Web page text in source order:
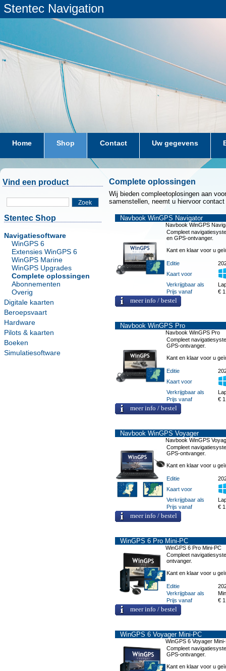
Stentec Navigation
Home Shop Contact Uw gegevens
Vind een product
Zoek
Stentec Shop
Navigatiesoftware
WinGPS 6
Extensies WinGPS 6
WinGPS Marine
WinGPS Upgrades
Complete oplossingen
Abonnementen
Overig
Digitale kaarten
Beroepsvaart
Hardware
Pilots & kaarten
Boeken
Simulatiesoftware
Complete oplossingen
Wij bieden compleetoplosingen aan
samenstellen, neemt u hiervoor
Navbook WinGPS Navigator
Navbook WinGPS
Compleet
en GPS-ontvanger.
Kant en klaar voor u
Editie
Kaart voor
Verkrijgbaar als
Prijs vanaf
€
meer info / bestel
Navbook WinGPS Pro
Navbook WinGPS Pro
Compleet
GPS-ontvanger.
Kant en klaar voor u
Editie
Kaart voor
Verkrijgbaar als
Prijs vanaf
€
meer info / bestel
Navbook WinGPS Voyager
Navbook WinGPS
Compleet
GPS-ontvanger.
Kant en klaar voor u
Editie
Kaart voor
Verkrijgbaar als
Prijs vanaf
€
meer info / bestel
WinGPS 6 Pro Mini-PC
WinGPS 6 Pro Mini-PC
Compleet
ontvanger.
Kant en klaar voor u
Editie
Verkrijgbaar als
Prijs vanaf
€
meer info / bestel
WinGPS 6 Voyager Mini-PC
WinGPS 6 Voyager
Compleet
GPS-ontvanger.
Kant en klaar voor u